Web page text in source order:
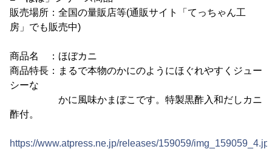
販売場所：全国の量販店等(通販サイト「てっちゃん工
房」でも販売中)
商品名 ：ほぼカニ
商品特長：まるで本物のかにのようにほぐれやすくジュー
シーな
かに風味かまぼこです。特製黒酢入和だしカニ
酢付。
https://www.atpress.ne.jp/releases/159059/